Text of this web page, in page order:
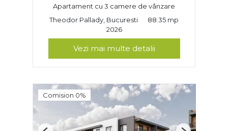
Apartament cu 3 camere de vânzare
Theodor Pallady, Bucuresti
88.35 mp
2026
Vezi mai multe detalii
Comision 0%